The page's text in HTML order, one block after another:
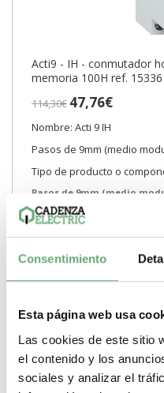
Consentimiento
Esta página web usa
Las cookies de este sitio
el contenido y los
sociales y analizar el
Acti9 - IH - conmutador
memoria 100H ref.
114,30€ 47,76€
Nombre: Acti 9 IH
Pasos de 9mm (medio
Tipo de producto o
Pasos de 9mm (medio
componente
MÁS DETALLES